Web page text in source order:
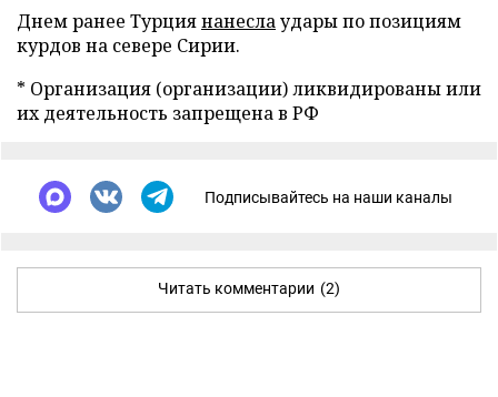
Днем ранее Турциянанеслаудары по позициям
курдов на севере Сирии.
* Организация (организации) ликвидированы или
их деятельность запрещена в РФ
Подписывайтесь на наши каналы
Читать комментарии (2)